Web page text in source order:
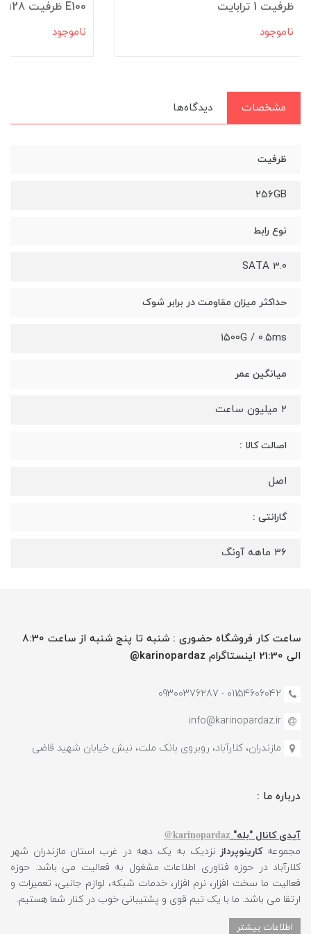
ظرفیت 1 ترابایت
ناموجود
E100 ظرفیت 128 گیگابایت
ناموجود
مشخصات دیدگاه‌ها
ظرفیت
256GB
نوع رابط
SATA 3.0
حداکثر میزان مقاومت در برابر شوک
۱۵۰۰G / ۰.۵ms
میانگین عمر
۲ میلیون ساعت
اصالت کالا :
اصل
گارانتی :
36 ماهه آونگ
ساعت کار فروشگاه حضوری : شنبه تا پنج شنبه از ساعت 8:30
الی 21:30 اینستاگرام karinopardaz@
01154606042 - 09300376287
info@karinopardaz.ir
مازندران، کلارآباد، روبروی بانک ملت، نبش خیابان شهید قاضی
درباره ما :
آیدی کانال "بله" karinopardaz@
مجموعهکارینوپرداز نزدیک به یک دهه در غرب استان مازندران شهر
کلارآباد در حوزه فناوری اطلاعات مشغول به فعالیت می باشد. حوزه
فعالیت ما سخت افزار، نرم افزار، خدمات شبکه، لوازم جانبی، تعمیرات و
ارتقا می باشد. ما با یک تیم قوی و پشتیبانی خوب در کنار شما هستیم.
اطلاعات بیشتر